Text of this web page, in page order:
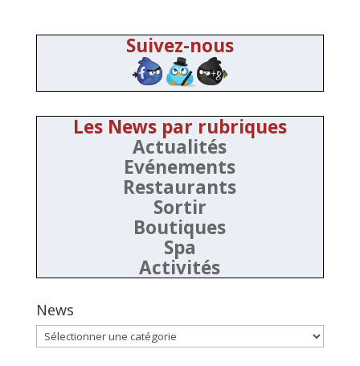
Suivez-nous
Les News par rubriques
Actualités
Evénements
Restaurants
Sortir
Boutiques
Spa
Activités
News
News